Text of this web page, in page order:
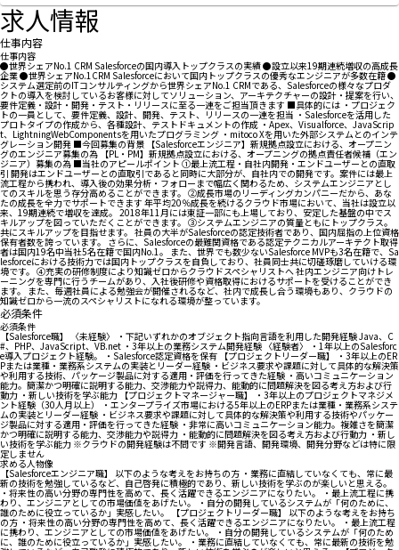
求人情報
仕事内容
仕事内容
●世界シェアNo.1 CRM Salesforceの国内導入トップクラスの実績 ●設立以来19期連続増収の高成長
企業 ●世界シェアNo.1CRM Salesforceにおいて国内トップクラスの優秀なエンジニアが多数在籍 ●
システム選定前のITコンサルティングから世界シェアNo.1 CRMである、Salesforceの様々なプロダ
クトの導入を検討しているお客様に対してソリューション、アーキテクチャーの設計・提案を行い、
要件定義・設計・開発・テスト・リリースに至る一連をご担当頂きます ■具体的には ・プロジェク
トの一員として、要件定義、設計、開発、テスト、リリースの一連を担当 ・Salesforceを活用した
プロトタイプの作成から、各種設計、テストドキュメントの作成 ・Apex、Visualforce、JavaScrip
t、LightningWebComponentsを用いたプログラミング ・mitoco Xを用いた外部システムとのインテ
グレーション開発 ■今回募集の背景 【Salesforceエンジニア】新規拠点設立における、オープニン
グのエンジニア募集の為 【PL・PM】新規拠点設立における、オープニングの拠点責任者候補（エン
ジニア）募集の為 ■当社のアピールポイント ①最上流工程・自社内開発・エンドユーザーとの直取
引 開発はエンドユーザーとの直取引であると同時に大部分が、自社内での開発です。案件には最上
流工程から携われ、導入後の効果分析・フォローまで幅広く関わるため、システムエンジニアとし
てのスキルを思う存分高めることができます。 ②成長市場のリーディングカンパニーだから、あな
たの成長を全力でサポートできます 年平均20％成長を続けるクラウド市場において、当社は設立以
来、19期連続で増収を達成。 2018年11月には東証一部にも上場しており、安定した基盤の中でス
キルアップを図っていただくことができます。 ③システムエンジニアの質量ともにトップクラス。
共にスキルアップを目指せます。 社員の大半がSalesforceの認定技術者であり、国内屈指の上位資格
保有者数を誇っています。 さらに、Salesforceの最難関資格である認定テクニカルアーキテクト取得
者は国内19名中当社5名在籍で国内No.1。 また、世界でも数少ないSalesforce MVPも3名在籍で、Sa
lesforceにおける技術力では国内トップクラスを自負しており、社員同士共に切磋琢磨していける環
境です。 ④充実の研修制度により知識ゼロからクラウドスペシャリストへ 社内エンジニア向けトレ
ーニングを専門に行うチームがあり、入社後研修や資格取得におけるサポートを受けることができ
ます。 また、毎週社員による勉強会が開催されるなど、社内で成長し合う環境もあり、クラウドの
知識ゼロから一流のスペシャリストになれる環境が整っています。
必須条件
必須条件
【Salesforce職】 〈未経験〉 ・下記いずれかのオブジェクト指向言語を利用した開発経験 Java、C
#、PHP、JavaScript、VB.net ・3年以上の業務システム開発経験 〈経験者〉 ・1年以上のSalesforc
e導入プロジェクト経験。 ・Salesforce認定資格を保有 【プロジェクトリーダー職】 ・3年以上のER
Pまたは業種・業務系システムの実装とリーダー経験 ・ビジネス要求や課題に対して具体的な解決策
や利用する技術、パッケージ製品に対する適用・評価を行ってきた経験 ・高いコミュニケーション
能力。簡潔かつ明確に説明する能力、交渉能力や説得力、能動的に問題解決を図る考え方および行
動力 ・新しい技術を学ぶ能力 【プロジェクトマネージャー職】 ・3年以上のプロジェクトマネジメ
ント経験（30人月以上） ・エンタープライズ市場における5年以上のERPまたは業種・業務系システ
ムの実装とリーダー経験 ・ビジネス要求や課題に対して具体的な解決策や利用する技術やパッケー
ジ製品に対する適用・評価を行ってきた経験 ・非常に高いコミュニケーション能力。複雑さを簡潔
かつ明確に説明する能力、交渉能力や説得力 ・能動的に問題解決を図る考え方および行動力 ・新し
い技術を学ぶ能力 ※クラウドの開発経験は不問です ※開発言語、開発環境、開発分野などは特に限
定しません
求める人物像
【Salesforceエンジニア職】 以下のような考えをお持ちの方 ・業務に直結していなくても、常に最
新の技術を勉強しているなど、自己啓発に積極的であり、新しい技術を学ぶのが楽しいと思える。
・将来性の高い分野の専門性を高めて、長く活躍できるエンジニアになりたい。 ・最上流工程に携
わり、エンジニアとしての市場価値をあげたい。 ・自分の開発しているシステムが「何のために、
誰のために役立っているか」実感したい。 【プロジェクトリーダー職】 以下のような考えをお持ち
の方 ・将来性の高い分野の専門性を高めて、長く活躍できるエンジニアになりたい。 ・最上流工程
に携わり、エンジニアとしての市場価値をあげたい。 ・自分の開発しているシステムが「何のため
に、誰のために役立っているか」実感したい。 ・業務に直結していなくても、常に最新の技術を勉